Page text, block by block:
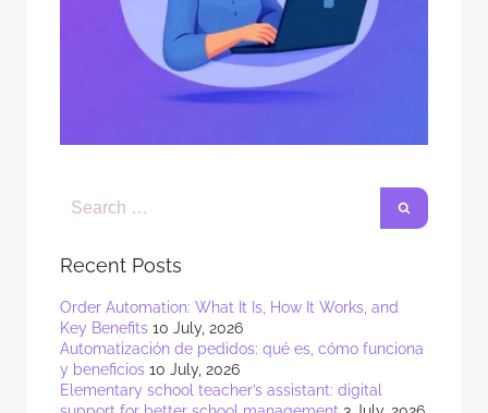
Recent Posts
Order Automation: What It Is, How It Works, and
Key Benefits 10 July, 2026
Automatización de pedidos: qué es, cómo funciona
y beneficios 10 July, 2026
Elementary school teacher’s assistant: digital